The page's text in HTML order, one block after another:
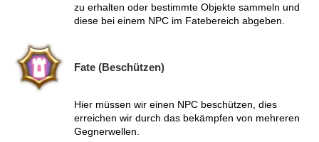
zu erhalten oder bestimmte Objekte sammeln und
diese bei einem NPC im Fatebereich abgeben.
Fate (Beschützen)
Hier müssen wir einen NPC beschützen, dies
erreichen wir durch das bekämpfen von mehreren
Gegnerwellen.